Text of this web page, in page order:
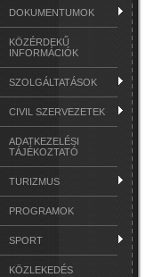
DOKUMENTUMOK
KÖZÉRDEKŰ
INFORMÁCIÓK
SZOLGÁLTATÁSOK
CIVIL SZERVEZETEK
ADATKEZELÉSI
TÁJÉKOZTATÓ
TURIZMUS
PROGRAMOK
SPORT
KÖZLEKEDÉS